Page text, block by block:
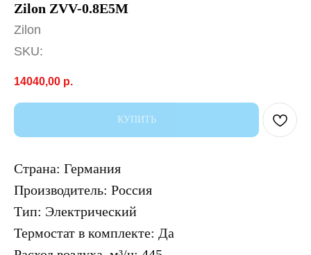
Zilon ZVV-0.8E5M
Zilon
SKU:
14040,00 р.
КУПИТЬ
Страна: Германия
Производитель: Россия
Тип: Электрический
Термостат в комплекте: Да